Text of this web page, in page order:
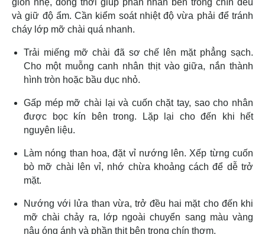
giòn nhẹ, đồng thời giúp phần nhân bên trong chín đều
và giữ độ ẩm. Cần kiểm soát nhiệt độ vừa phải để tránh
cháy lớp mỡ chài quá nhanh.
Trải miếng mỡ chài đã sơ chế lên mặt phẳng sạch.
Cho một muỗng canh nhân thịt vào giữa, nắn thành
hình tròn hoặc bầu dục nhỏ.
Gấp mép mỡ chài lại và cuốn chặt tay, sao cho nhân
được bọc kín bên trong. Lặp lại cho đến khi hết
nguyên liệu.
Làm nóng than hoa, đặt vỉ nướng lên. Xếp từng cuốn
bò mỡ chài lên vỉ, nhớ chừa khoảng cách để dễ trở
mặt.
Nướng với lửa than vừa, trở đều hai mặt cho đến khi
mỡ chài chảy ra, lớp ngoài chuyển sang màu vàng
nâu óng ánh và phần thịt bên trong chín thơm.